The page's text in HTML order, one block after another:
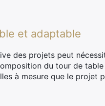
et adaptable
des projets peut
du tour de
à mesure que le projet